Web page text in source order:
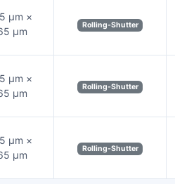
µm ×
µm
Rolling-Shutter
µm ×
µm
Rolling-Shutter
µm ×
µm
Rolling-Shutter